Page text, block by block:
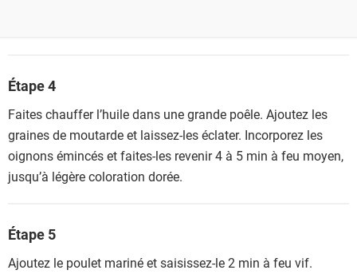
Étape 4
Faites chauffer l’huile dans une grande poêle. Ajoutez les
graines de moutarde et laissez-les éclater. Incorporez les
oignons émincés et faites-les revenir 4 à 5 min à feu moyen,
jusqu’à légère coloration dorée.
Étape 5
Ajoutez le poulet mariné et saisissez-le 2 min à feu vif.